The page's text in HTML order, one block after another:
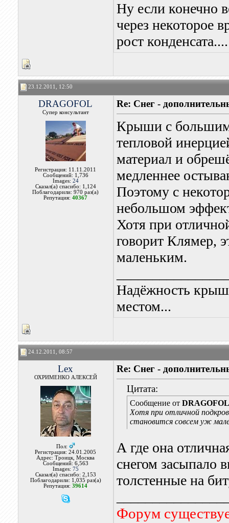
Ну если конечно
через некоторое
рост конденсата....
23.12.2011, 12:50
DRAGOFOL
Супер консультант
Регистрация: 11.11.2011
Сообщений: 1,736
Images: 24
Сказал(а) спасибо: 1,124
Поблагодарили: 970 раз(а)
Репутация:40367
Re: Снег -
Крыши с большим
тепловой
материал и
медленнее
Поэтому с
небольшом
Хотя при
говорит Клямер,
маленьким.
Надёжность
местом...
24.12.2011, 08:57
Lex
ОХРИМЕНКО АЛЕКСЕЙ
Пол:
Регистрация: 24.01.2005
Адрес: Троицк, Москва
Сообщений: 6,563
Images: 75
Сказал(а) спасибо: 2,153
Поблагодарили: 1,035 раз(а)
Репутация:39614
Re: Снег -
Цитата:
Сообщение от DRAGOFOL
Хотя при отличной
становится совсем уж
А где она
снегом засыпало
толстенные на
Форум